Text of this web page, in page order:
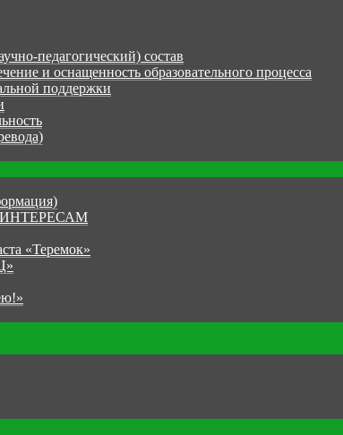
педагогический) состав
и оснащенность образовательного процесса
поддержки
«Теремок»